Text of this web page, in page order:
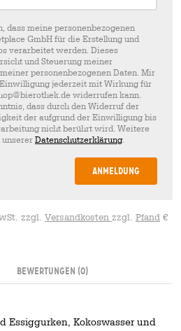
meine personenbezogenen
GmbH für die Erstellung und
verarbeitet werden. Dieses
und Steuerung meiner
personenbezogenen Daten. Mir
jederzeit mit Wirkung für
widerrufen kann.
dass durch den Widerruf der
der aufgrund der Einwilligung bis
nicht berührt wird. Weitere
unserer Datenschutzerklärung.
Anmeldung
zzgl. Versandkosten zzgl. Pfand €
Bewertungen (0)
Essiggurken, Kokoswasser und